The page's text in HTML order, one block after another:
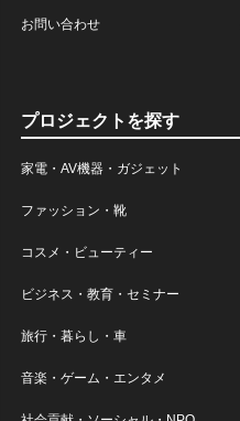
お問い合わせ
プロジェクトを探す
家電・AV機器・ガジェット
ファッション・靴
コスメ・ビューティー
ビジネス・教育・セミナー
旅行・暮らし・車
音楽・ゲーム・エンタメ